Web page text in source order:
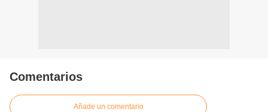
Comentarios
Añade un comentario